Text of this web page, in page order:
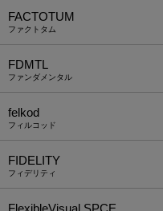
FACTOTUM
ファクトタム
FDMTL
ファンダメンタル
felkod
フィルコッド
FIDELITY
フィデリティ
FlexibleVisual SPCE